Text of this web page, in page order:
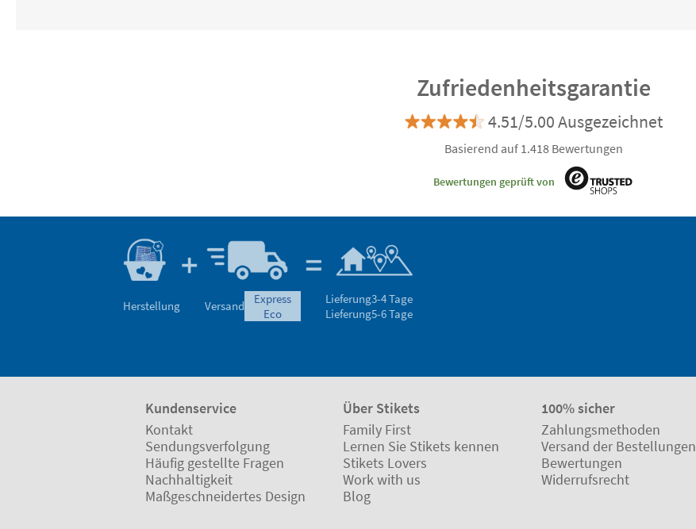
Zufriedenheitsgarantie
4.51/5.00 Ausgezeichnet
Basierend auf 1.418 Bewertungen
Bewertungen geprüft von
Herstellung Versand
express
eco
Lieferung3-4 Tage
Lieferung5-6 Tage
Kundenservice
Kontakt
Sendungsverfolgung
Häufig gestellte Fragen
Nachhaltigkeit
Maßgeschneidertes Design
Über Stikets
Family First
Lernen Sie Stikets kennen
Stikets Lovers
Work with us
Blog
100% sicher
Zahlungsmethoden
Versand der Bestellungen
Bewertungen
Widerrufsrecht